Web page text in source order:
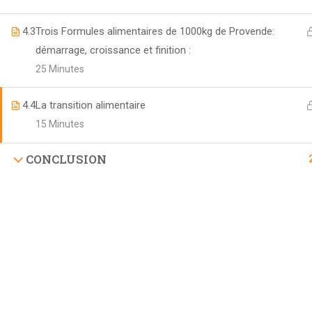
4.3Trois Formules alimentaires de 1000kg de Provende:
démarrage, croissance et finition :
25 Minutes
4.4La transition alimentaire
15 Minutes
CONCLUSION